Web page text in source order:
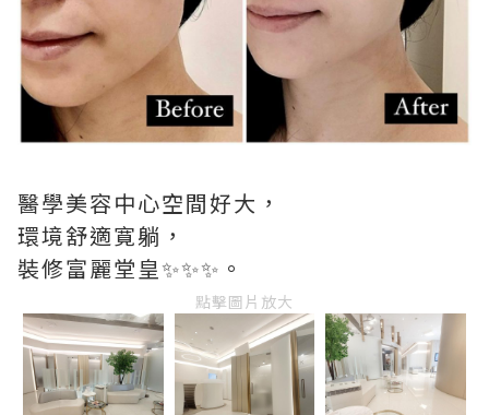
醫學美容中心空間好大，
環境舒適寛躺，
裝修富麗堂皇✨✨✨。
點擊圖片放大